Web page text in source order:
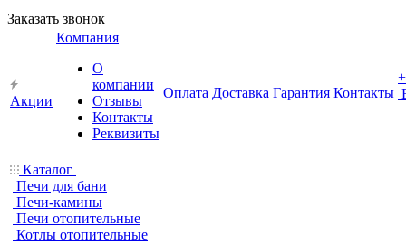
Заказать звонок
Акции
Компания
О
компании
Отзывы
Контакты
Реквизиты
Оплата Доставка Гарантия Контакты
+
Каталог
Печи для бани
Печи-камины
Печи отопительные
Котлы отопительные